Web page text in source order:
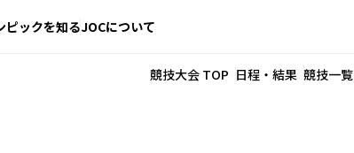
ピックを知るJOCについて
競技大会 TOP 日程・結果 競技一覧